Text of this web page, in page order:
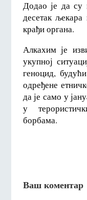
Додао је да су
десетак
крађи органа.
Алкахим је
укупној
геноцид,
одређене
да је само у
у
борбама.
Ваш коментар